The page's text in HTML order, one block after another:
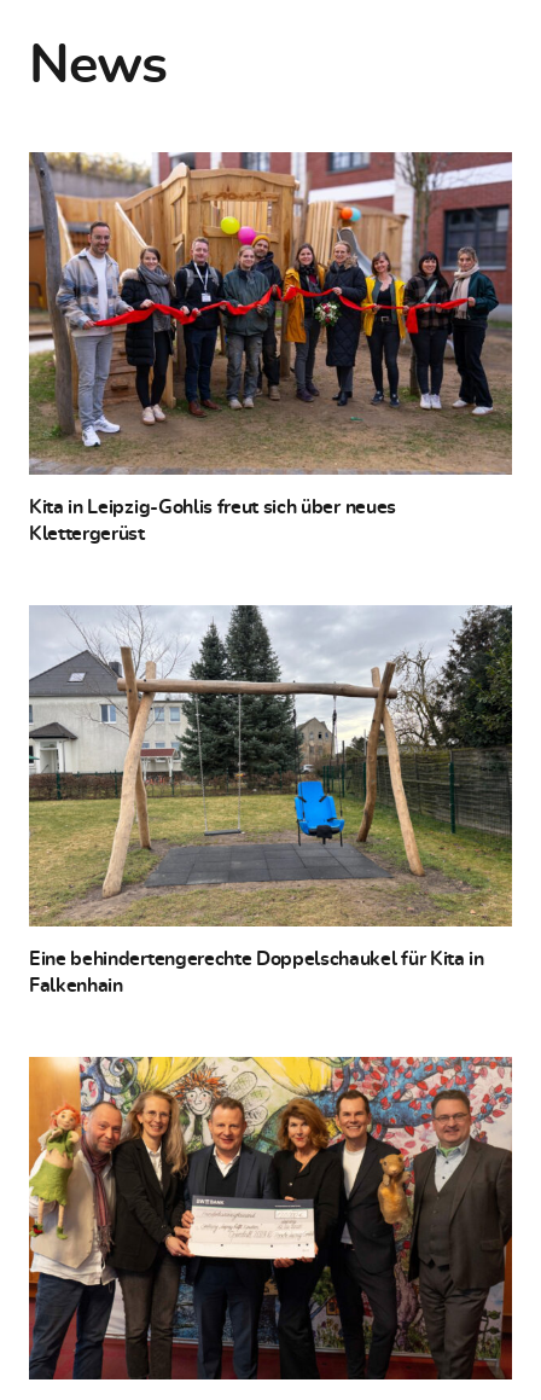
News
Kita in Leipzig-Gohlis freut sich über neues
Klettergerüst
Eine behindertengerechte Doppelschaukel für Kita in
Falkenhain